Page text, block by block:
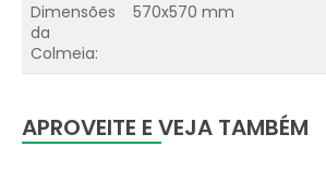
Dimensões
da
Colmeia:
570x570 mm
APROVEITE E VEJA TAMBÉM